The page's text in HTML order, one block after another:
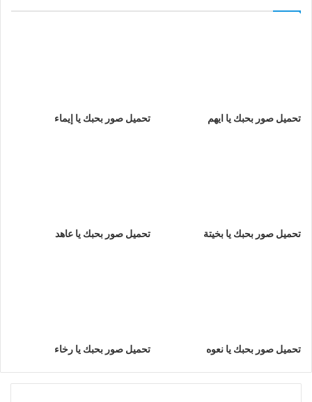
تحميل صور بحبك يا ايهم تحميل صور بحبك يا إيماء
تحميل صور بحبك يا بخيتة تحميل صور بحبك يا عاهد
تحميل صور بحبك يا نعوه تحميل صور بحبك يا رخاء